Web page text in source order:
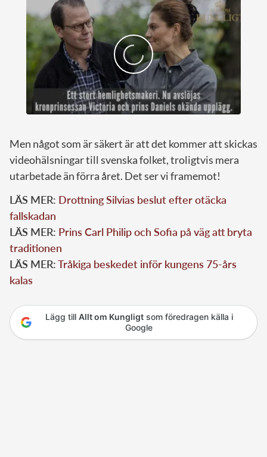
Men något som är säkert är att det kommer att skickas
videohälsningar till svenska folket, troligtvis mera
utarbetade än förra året. Det ser vi framemot!
LÄS MER: Drottning Silvias beslut efter otäcka
fallskadan
LÄS MER: Prins Carl Philip och Sofia på väg att bryta
traditionen
LÄS MER:Tråkiga beskedet inför kungens 75-års
kalas
Lägg till Allt om Kungligtsom föredragen källa i
Google